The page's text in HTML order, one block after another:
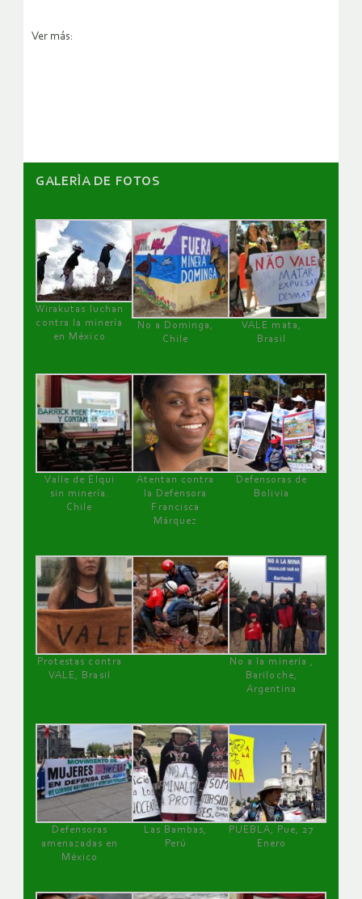
Ver más:
GALERÌA DE FOTOS
Wirakutas luchan
contra la minería
en México
No a Dominga,
Chile
VALE mata,
Brasil
Valle de Elqui
sin minería.
Chile
Atentan contra
la Defensora
Francisca
Márquez
Defensoras de
Bolivia
Protestas contra
VALE, Brasil
No a la minería ,
Bariloche,
Argentina
Defensoras
amenazadas en
México
Las Bambas,
Perú
PUEBLA, Pue, 27
Enero